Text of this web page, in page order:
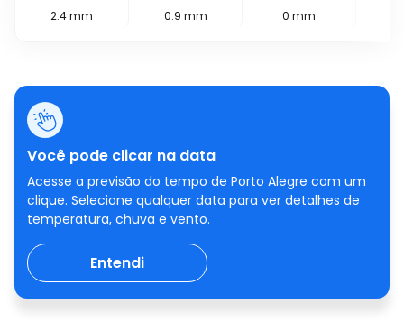
2.4mm 0.9 mm 0 mm
Você pode clicar na data
Acesse a previsão do tempo de Porto Alegre com um
clique. Selecione qualquer data para ver detalhes de
temperatura, chuva e vento.
Entendi